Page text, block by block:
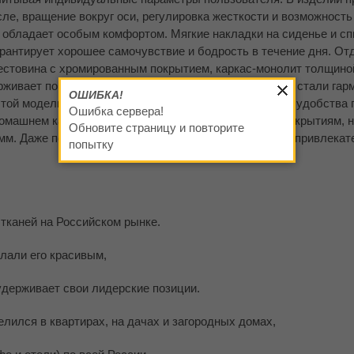
вращение вокруг оси, регулировка жесткости и
особым комфортом. Мягкие накладки на сиденье и
хорошее самочувствие и бодрость в течение дня.
с хромированным покрытием, каркас-монолит
повышенную нагрузку до 140 кг. Элементы из стали
модели выполнены из хромированной стали. Для удобства
кабинете не причинило вреда напольным покрытиям,
Даже полы с классом покрытия ниже 32 сохранят
на Российском рынке.
его красивым,
свои лидерские позиции.
в квартирах, на дачах и загородных домах,
ОШИБКА!
Ошибка сервера!
Обновите страницу и повторите
попытку